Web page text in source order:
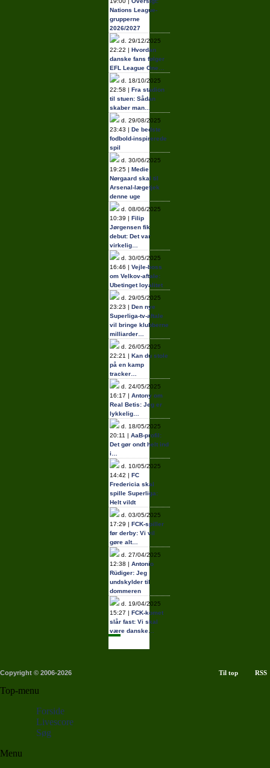
Nations League-
grupperne
2026/2027
d. 29/12/2025
22:22 | Hvordan
danske fans følger
EFL League One…
d. 18/10/2025
22:58 | Fra stadion
til stuen: Sådan
skaber man…
d. 29/08/2025
23:43 | De bedste
fodbold-inspirerede
spil
d. 30/06/2025
19:25 | Medie:
Nørgaard skal til
Arsenal-lægetjek
denne uge
d. 08/06/2025
10:39 | Filip
Jørgensen fik
debut: Det var
virkelig…
d. 30/05/2025
16:46 | Vejle-boss
om Velkov-aftale:
Ubetinget loyalitet
d. 29/05/2025
23:23 | Den nye
Superliga-tv-aftale
vil bringe klubberne
milliarder…
d. 26/05/2025
22:21 | Kan du stole
på en kamp
tracker…
d. 24/05/2025
16:17 | Antony om
Real Betis: Jeg er
lykkelig…
d. 18/05/2025
20:11 | AaB-profil:
Det gør ondt helt ind
i…
d. 10/05/2025
14:42 | FC
Fredericia skal
spille Superliga:
Helt vildt
d. 03/05/2025
17:29 | FCK-spiller
før derby: Vi vil
gøre alt…
d. 27/04/2025
12:38 | Antonio
Rüdiger: Jeg
undskylder til
dommeren
d. 19/04/2025
15:27 | FCK-komet
slår fast: Vi skal
være danske…
Copyright © 2006-2026 Til top RSS
Top-menu
Forside
Livescore
Søg
Menu